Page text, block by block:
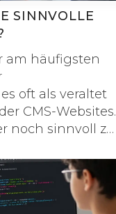
SINNVOLLE
am häufigsten
oft als veraltet
CMS-Websites.
noch sinnvoll zu